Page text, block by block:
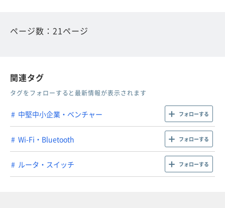
ページ数：21ページ
関連タグ
タグをフォローすると最新情報が表示されます
中堅中小企業・ベンチャー フォローする
Wi-Fi・Bluetooth フォローする
ルータ・スイッチ フォローする